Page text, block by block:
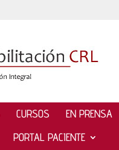
CURSOS EN PRENSA
PORTAL PACIENTE